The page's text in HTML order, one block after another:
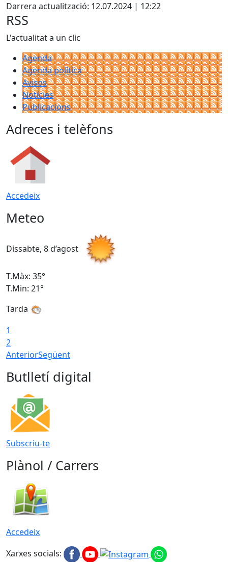
Darrera actualització: 12.07.2024 | 12:22
RSS
L'actualitat a un clic
Agenda
Agenda política
Avisos
Notícies
Publicacions
Adreces i telèfons
Accedeix
Meteo
Dissabte, 8 d’agost
T.Màx: 35°
T.Min: 21°
Tarda
1
2
AnteriorSegüent
Butlletí digital
Subscriu-te
Plànol / Carrers
Accedeix
Xarxes socials: